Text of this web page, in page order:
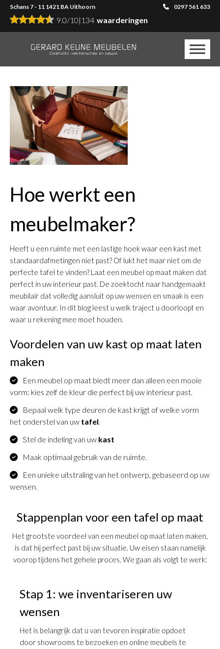
Schans 7 - 11 1421 BA Uithoorn 0297 561 633
9.0/10| 134 waarderingen
Hoe werkt een
meubelmaker?
Heeft u een ruimte met een lastige hoek waar een kast met
standaardafmetingen niet past? Of lukt het maar niet om de
perfecte tafel te vinden? Laat een meubel op maat maken dat
perfect in uw interieur past. De zoektocht naar handgemaakt
meubilair dat volledig aansluit op uw wensen en smaak is een
waar avontuur. In dit blog leest u welk traject u doorloopt en
waar u rekening mee moet houden.
Voordelen van uw kast op maat laten
maken
Een meubel op maat biedt meer dan alleen een mooie
vorm: kies zelf de kleur die perfect bij uw interieur past.
Bepaal welk type deuren de kast krijgt of welke vorm
het onderstel van uw tafel.
Stel de indeling van uw kast
Maak optimaal gebruik van de ruimte.
Een unieke uitstraling van het ontwerp, gebaseerd op uw
wensen.
Stappenplan voor een tafel op maat
Het grootste voordeel van een meubel op maat laten maken,
is dat hij perfect past bij uw situatie. Uw eisen staan namelijk
voorop tijdens het gehele proces. We gaan als volgt te werk:
Stap 1: we inventariseren uw
wensen
Het is belangrijk dat u van tevoren inspiratie opdoet
door showrooms te bezoeken en online meubels te